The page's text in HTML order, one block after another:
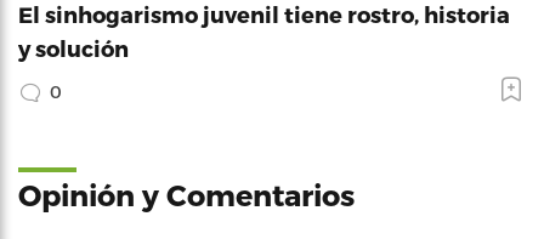
El sinhogarismo juvenil tiene rostro, historia
y solución
0
Opinión y Comentarios